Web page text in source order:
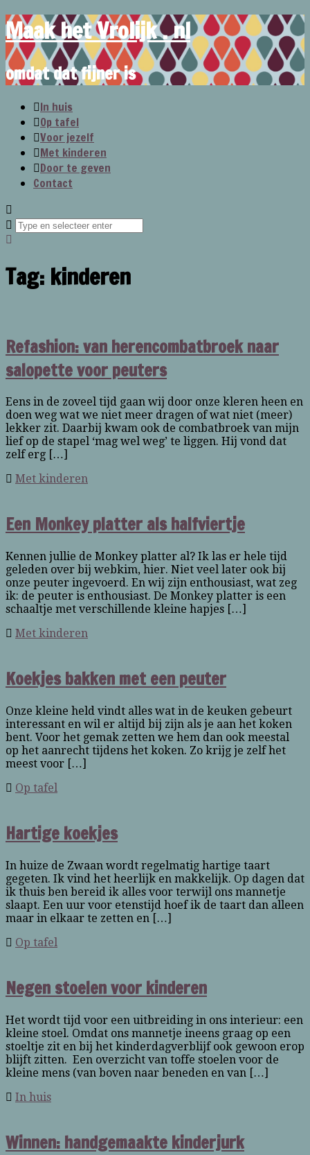
Maak het Vrolijk . nl
omdat dat fijner is
In huis
Op tafel
Voor jezelf
Met kinderen
Door te geven
Contact
Tag: kinderen
Refashion: van herencombatbroek naar
salopette voor peuters
Eens in de zoveel tijd gaan wij door onze kleren heen en
doen weg wat we niet meer dragen of wat niet (meer)
lekker zit. Daarbij kwam ook de combatbroek van mijn
lief op de stapel ‘mag wel weg’ te liggen. Hij vond dat
zelf erg […]
Met kinderen
Een Monkey platter als halfviertje
Kennen jullie de Monkey platter al? Ik las er hele tijd
geleden over bij webkim, hier. Niet veel later ook bij
onze peuter ingevoerd. En wij zijn enthousiast, wat zeg
ik: de peuter is enthousiast. De Monkey platter is een
schaaltje met verschillende kleine hapjes […]
Met kinderen
Koekjes bakken met een peuter
Onze kleine held vindt alles wat in de keuken gebeurt
interessant en wil er altijd bij zijn als je aan het koken
bent. Voor het gemak zetten we hem dan ook meestal
op het aanrecht tijdens het koken. Zo krijg je zelf het
meest voor […]
Op tafel
Hartige koekjes
In huize de Zwaan wordt regelmatig hartige taart
gegeten. Ik vind het heerlijk en makkelijk. Op dagen dat
ik thuis ben bereid ik alles voor terwijl ons mannetje
slaapt. Een uur voor etenstijd hoef ik de taart dan alleen
maar in elkaar te zetten en […]
Op tafel
Negen stoelen voor kinderen
Het wordt tijd voor een uitbreiding in ons interieur: een
kleine stoel. Omdat ons mannetje ineens graag op een
stoeltje zit en bij het kinderdagverblijf ook gewoon erop
blijft zitten. Een overzicht van toffe stoelen voor de
kleine mens (van boven naar beneden en van […]
In huis
Winnen: handgemaakte kinderjurk